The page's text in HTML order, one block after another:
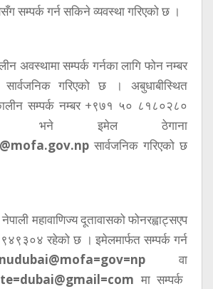
सम्पर्क गर्न सकिने व्यवस्था गरिएको छ ।
अवस्थामा सम्पर्क गर्नका लागि फोन नम्बर
गरिएको छ । अबुधाबीस्थित
सम्पर्क नम्बर +९७१ ५० ८१८०२८०
भने इमेल ठेगाना
सार्वजनिक गरिएको छ
महावाणिज्य दूतावासको फोनरह्वाट्सएप
रहेको छ । इमेलमार्फत सम्पर्क गर्न
वा
मा सम्पर्क